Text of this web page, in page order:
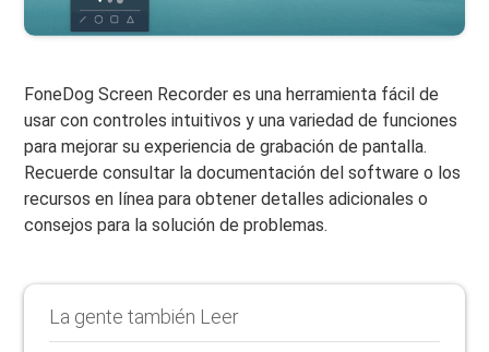
FoneDog Screen Recorder es una herramienta fácil de
usar con controles intuitivos y una variedad de funciones
para mejorar su experiencia de grabación de pantalla.
Recuerde consultar la documentación del software o los
recursos en línea para obtener detalles adicionales o
consejos para la solución de problemas.
La gente también Leer